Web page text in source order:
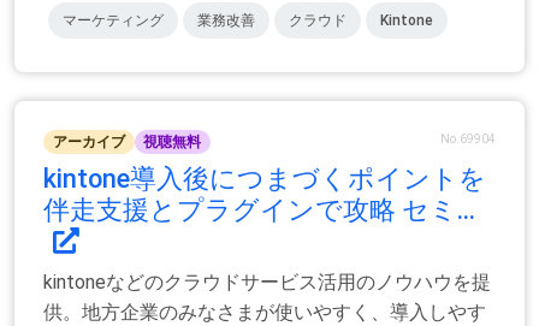
マーケティング 業務改善 クラウド Kintone
アーカイブ 視聴無料 No.69904
kintone導入後につまづくポイントを
伴走支援とプラグインで攻略 セミ...
kintoneなどのクラウドサービス活用のノウハウを提
供。地方企業のみなさまが使いやすく、導入しやす